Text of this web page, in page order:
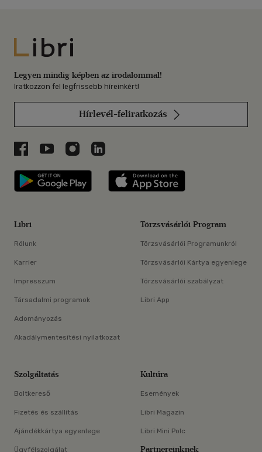
Libri
Legyen mindig képben az irodalommal!
Iratkozzon fel legfrissebb híreinkért!
Hírlevél-feliratkozás
Libri a Facebookon
Libri a Youtube-on
Libri az Instagramon
Libri a LinkedInen
Libri applikáció Szerezd meg: Google
Libri
Rólunk
Karrier
Impresszum
Társadalmi programok
Adományozás
Akadálymentesítési nyilatkozat
Törzsvásárlói Program
Törzsvásárlói Programunkról
Törzsvásárlói Kártya egyenlege
Törzsvásárlói szabályzat
Libri App
Szolgáltatás
Boltkereső
Fizetés és szállítás
Ajándékkártya egyenlege
Ügyfélszolgálat
Kultúra
Események
Libri Magazin
Libri Mini Polc
Partnereinknek